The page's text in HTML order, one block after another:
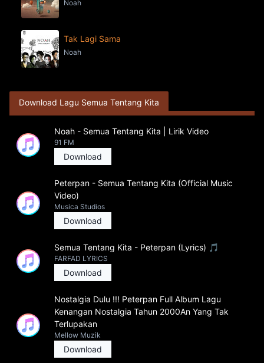
Noah
Tak Lagi Sama
Noah
Download Lagu Semua Tentang Kita
Noah - Semua Tentang Kita | Lirik Video
91 FM
Download
Peterpan - Semua Tentang Kita (Official Music
Video)
Musica Studios
Download
Semua Tentang Kita - Peterpan (Lyrics) 🎵
FARFAD LYRICS
Download
Nostalgia Dulu !!! Peterpan Full Album Lagu
Kenangan Nostalgia Tahun 2000An Yang Tak
Terlupakan
Mellow Muzik
Download